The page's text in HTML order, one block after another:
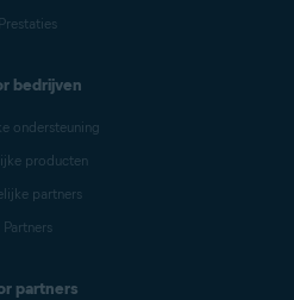
Prestaties
bedrijven
ondersteuning
producten
partners
Partners
partners